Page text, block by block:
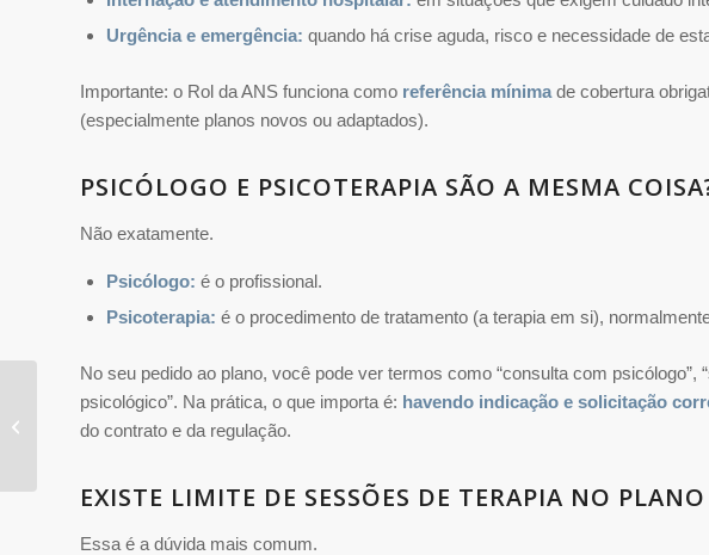
Urgência e emergência: quando há crise aguda, risco e necessidade de
Importante: o Rol da ANS funciona como referência mínima de cobertura
(especialmente planos novos ou adaptados).
PSICÓLOGO E PSICOTERAPIA SÃO A MESMA
Não exatamente.
Psicólogo: é o profissional.
Psicoterapia: é o procedimento de tratamento (a terapia em si),
No seu pedido ao plano, você pode ver termos como “consulta com psicólogo”,
psicológico”. Na prática, o que importa é: havendo indicação e solicitação
do contrato e da regulação.
EXISTE LIMITE DE SESSÕES DE TERAPIA NO
Essa é a dúvida mais comum.
Plano de saúde
empresarial para 2 a 5